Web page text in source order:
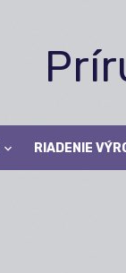
RIADENIE